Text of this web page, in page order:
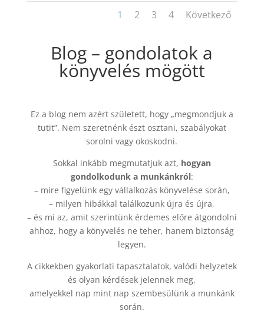
1 2 3 4 Következő
Blog – gondolatok a
könyvelés mögött
Ez a blog nem azért született, hogy „megmondjuk a
tutit”. Nem szeretnénk észt osztani, szabályokat
sorolni vagy okoskodni.
Sokkal inkább megmutatjuk azt, hogyan
gondolkodunk a munkánkról:
– mire figyelünk egy vállalkozás könyvelése során,
– milyen hibákkal találkozunk újra és újra,
– és mi az, amit szerintünk érdemes előre átgondolni
ahhoz, hogy a könyvelés ne teher, hanem biztonság
legyen.
A cikkekben gyakorlati tapasztalatok, valódi helyzetek
és olyan kérdések jelennek meg,
amelyekkel nap mint nap szembesülünk a munkánk
során.